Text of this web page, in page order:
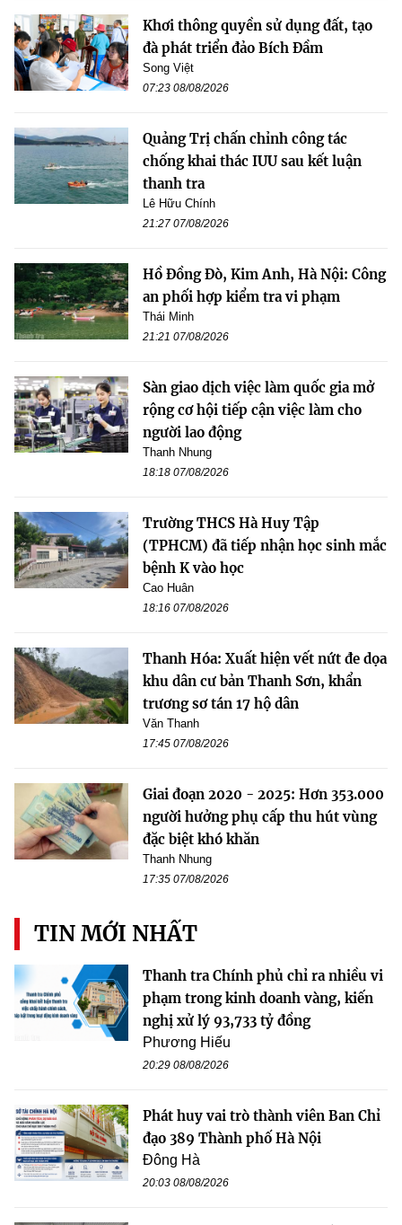
Khơi thông quyền sử dụng đất, tạo
đà phát triển đảo Bích Đầm
Song Việt
07:23 08/08/2026
Quảng Trị chấn chỉnh công tác
chống khai thác IUU sau kết luận
thanh tra
Lê Hữu Chính
21:27 07/08/2026
Hồ Đồng Đò, Kim Anh, Hà Nội: Công
an phối hợp kiểm tra vi phạm
Thái Minh
21:21 07/08/2026
Sàn giao dịch việc làm quốc gia mở
rộng cơ hội tiếp cận việc làm cho
người lao động
Thanh Nhung
18:18 07/08/2026
Trường THCS Hà Huy Tập
(TPHCM) đã tiếp nhận học sinh mắc
bệnh K vào học
Cao Huân
18:16 07/08/2026
Thanh Hóa: Xuất hiện vết nứt đe dọa
khu dân cư bản Thanh Sơn, khẩn
trương sơ tán 17 hộ dân
Văn Thanh
17:45 07/08/2026
Giai đoạn 2020 - 2025: Hơn 353.000
người hưởng phụ cấp thu hút vùng
đặc biệt khó khăn
Thanh Nhung
17:35 07/08/2026
TIN MỚI NHẤT
Thanh tra Chính phủ chỉ ra nhiều vi
phạm trong kinh doanh vàng, kiến
nghị xử lý 93,733 tỷ đồng
Phương Hiếu
20:29 08/08/2026
Phát huy vai trò thành viên Ban Chỉ
đạo 389 Thành phố Hà Nội
Đông Hà
20:03 08/08/2026